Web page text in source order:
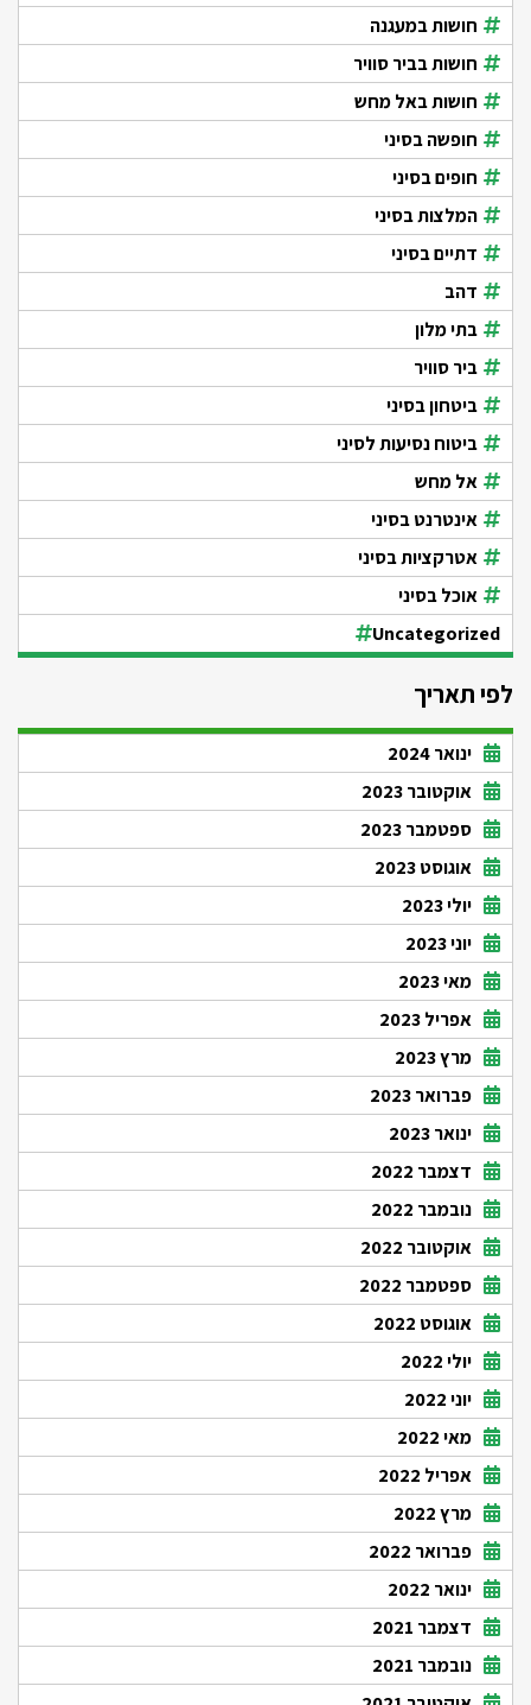
חושות במעגנה
חושות בביר סוויר
חושות באל מחש
חופשה בסיני
חופים בסיני
המלצות בסיני
דתיים בסיני
דהב
בתי מלון
ביר סוויר
ביטחון בסיני
ביטוח נסיעות לסיני
אל מחש
אינטרנט בסיני
אטרקציות בסיני
אוכל בסיני
Uncategorized
לפי תאריך
ינואר 2024
אוקטובר 2023
ספטמבר 2023
אוגוסט 2023
יולי 2023
יוני 2023
מאי 2023
אפריל 2023
מרץ 2023
פברואר 2023
ינואר 2023
דצמבר 2022
נובמבר 2022
אוקטובר 2022
ספטמבר 2022
אוגוסט 2022
יולי 2022
יוני 2022
מאי 2022
אפריל 2022
מרץ 2022
פברואר 2022
ינואר 2022
דצמבר 2021
נובמבר 2021